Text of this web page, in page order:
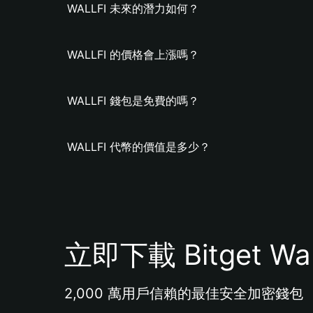
WALLFI 未來的潛力如何？
WALLFI 的價格會上漲嗎？
WALLFI 錢包是免費的嗎？
WALLFI 代幣的價值是多少？
立即下載 Bitget
2,000 萬用戶信賴的最佳安全加密錢包